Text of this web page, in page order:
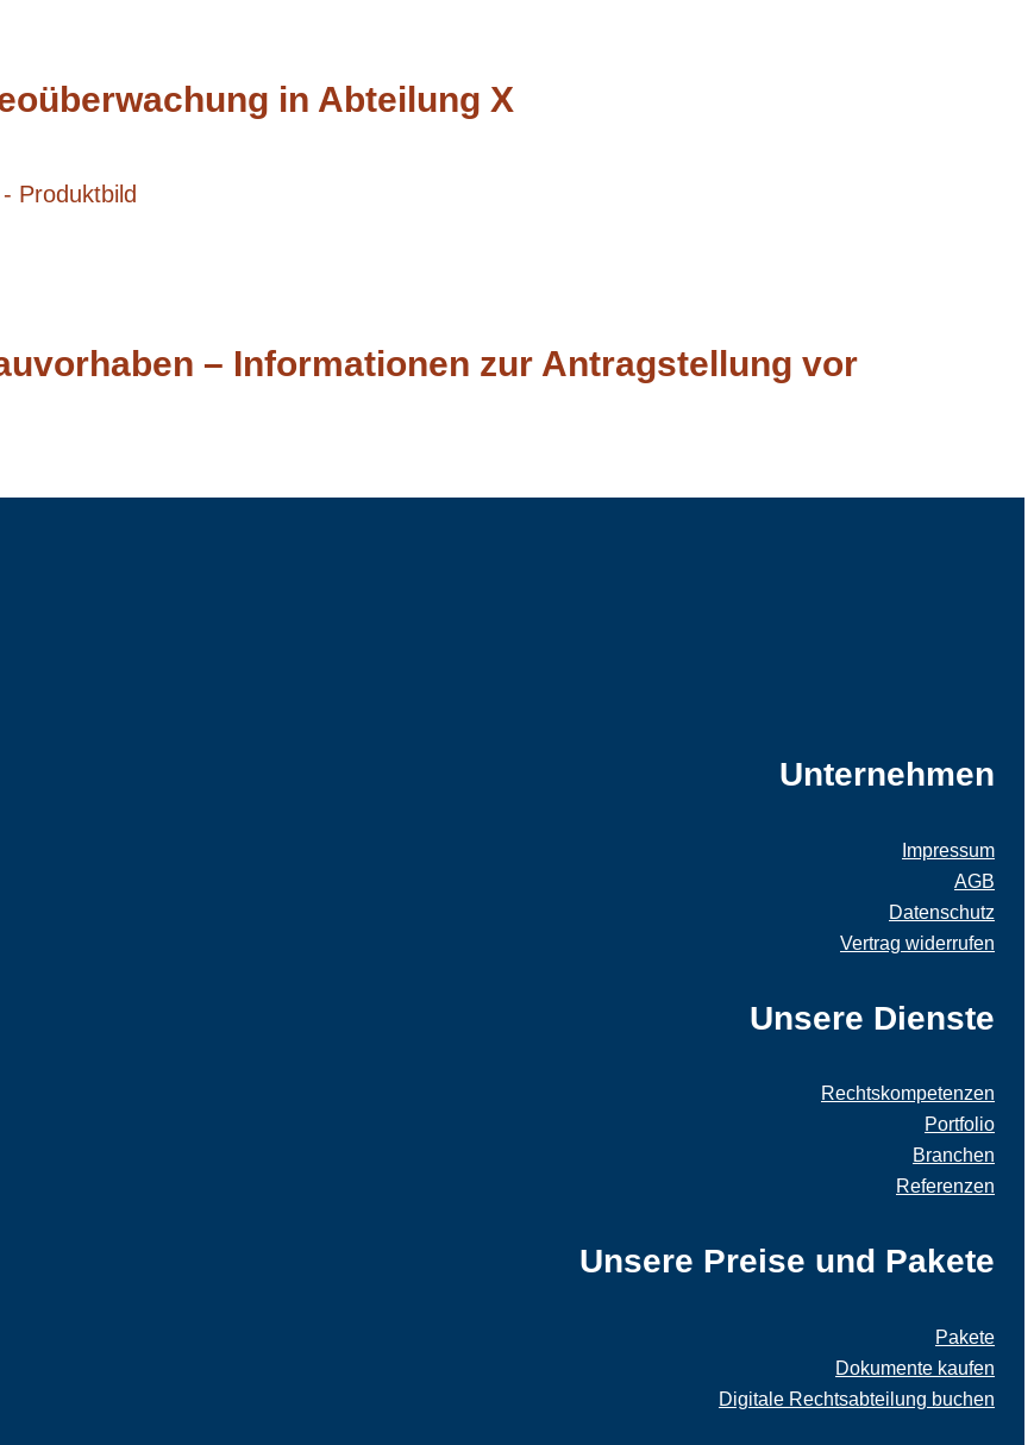
in Abteilung X
– Informationen zur Antragstellung vor
Unternehmen
Impressum
AGB
Datenschutz
Vertrag widerrufen
Unsere Dienste
Rechtskompetenzen
Portfolio
Branchen
Referenzen
Unsere Preise und Pakete
Pakete
Dokumente kaufen
Digitale Rechtsabteilung buchen